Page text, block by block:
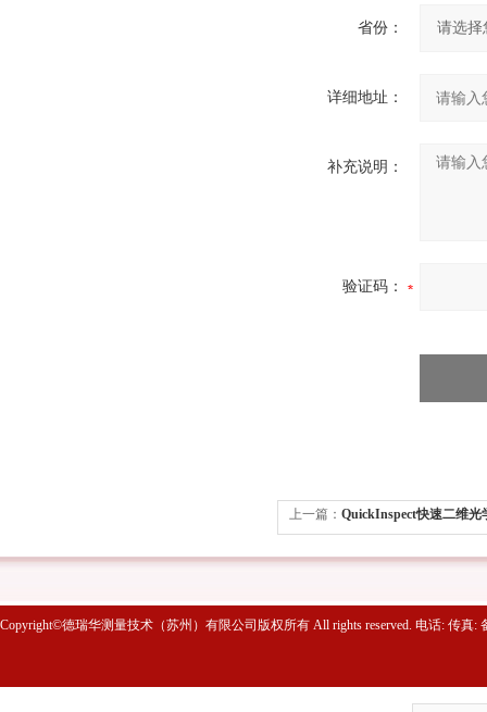
省份：
详细地址：
补充说明：
验证码：
上一篇： QuickInspect快速二维光
Copyright©德瑞华测量技术（苏州）有限公司版权所有 All rights reserved. 电话: 传真: